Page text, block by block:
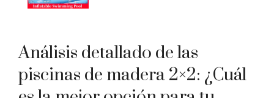
Análisis detallado de las
piscinas de madera 2×2: ¿Cuál